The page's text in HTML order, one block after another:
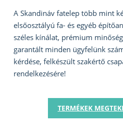
A Skandináv fatelep több mint
elsőosztályú fa- és egyéb
széles kínálat, prémium
garantált minden ügyfelünk
kérdése, felkészült szakértő
rendelkezésére!
TERMÉKEK